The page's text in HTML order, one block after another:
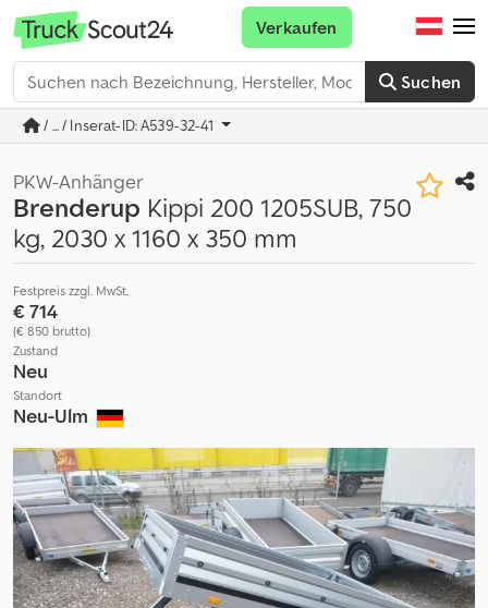
Suchen
Verkaufen
/ ... / Inserat-ID: A539-32-41
PKW-Anhänger
Brenderup Kippi 200 1205SUB, 750
kg, 2030 x 1160 x 350 mm
Festpreis zzgl. MwSt.
€ 714
(€ 850 brutto)
Zustand
Neu
Standort
Neu-Ulm